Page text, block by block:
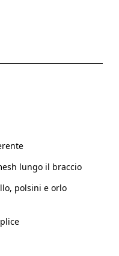
lungo il braccio
polsini e orlo